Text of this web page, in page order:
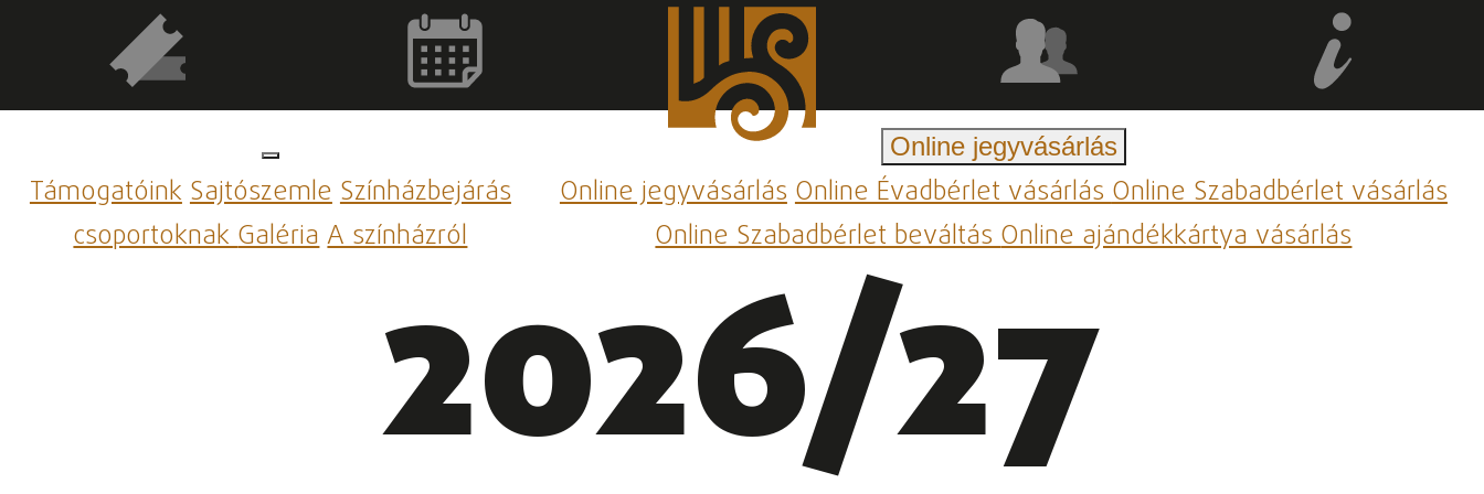
TámogatóinkSajtószemleSzínházbejárás
csoportoknakGalériaA színházról
Online jegyvásárlás
Online jegyvásárlásOnline Évadbérlet vásárlásOnline Szabadbérlet vásárlás
Online Szabadbérlet beváltásOnline ajándékkártya vásárlás
2026/27